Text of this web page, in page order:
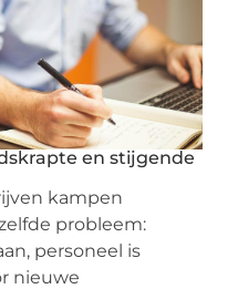
en stijgende
kampen
probleem:
personeel is
nieuwe